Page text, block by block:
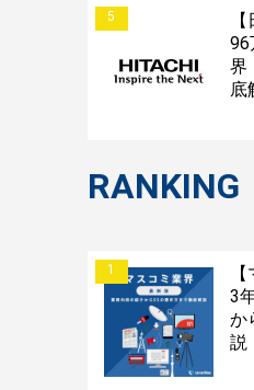
5
96
界
底
RANKING
1
3
か
説